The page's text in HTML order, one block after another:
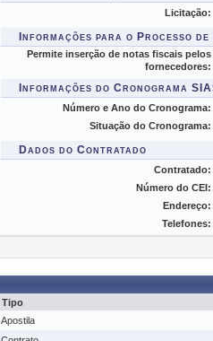
Licitação:
Informações para o Processo de
Permite inserção de notas fiscais pelos
fornecedores:
Informações do Cronograma
Número e Ano do Cronograma:
Situação do Cronograma:
Dados do Contratado
Contratado:
Número do CEI:
Endereço:
Telefones:
Tipo
Apostila